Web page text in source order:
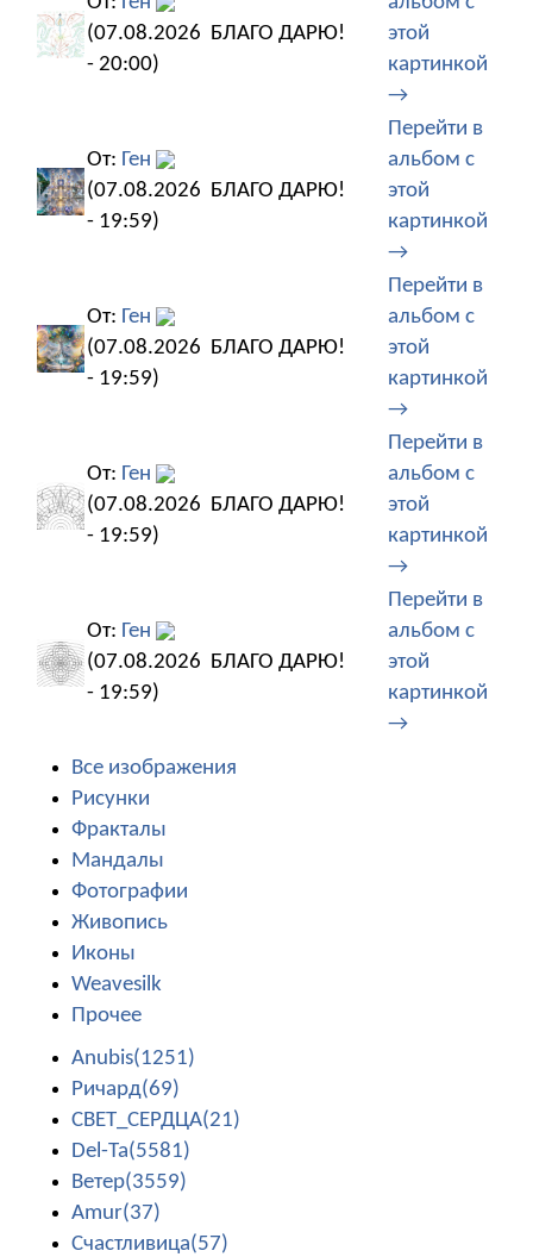
(07.08.2026
- 20:00)
БЛАГО ДАРЮ!
этой
картинкой
→
От: Ген
(07.08.2026
- 19:59)
БЛАГО ДАРЮ!
Перейти в
альбом с
этой
картинкой
→
От: Ген
(07.08.2026
- 19:59)
БЛАГО ДАРЮ!
Перейти в
альбом с
этой
картинкой
→
От: Ген
(07.08.2026
- 19:59)
БЛАГО ДАРЮ!
Перейти в
альбом с
этой
картинкой
→
От: Ген
(07.08.2026
- 19:59)
БЛАГО ДАРЮ!
Перейти в
альбом с
этой
картинкой
→
Все изображения
Рисунки
Фракталы
Мандалы
Фотографии
Живопись
Иконы
Weavesilk
Прочее
Anubis(1251)
Ричард(69)
СВЕТ_СЕРДЦА(21)
Del-Ta(5581)
Ветер(3559)
Amur(37)
Счастливица(57)